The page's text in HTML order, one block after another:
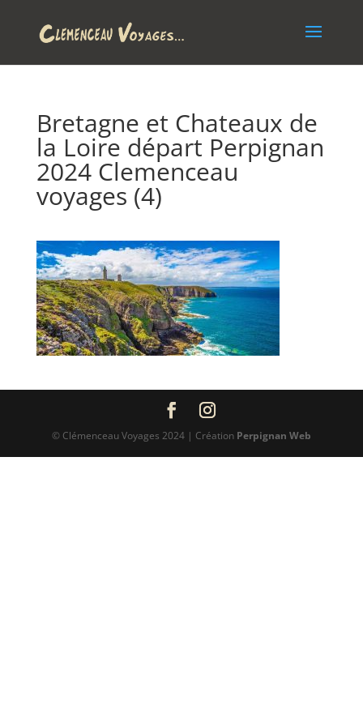
Bretagne et Chateaux de
la Loire départ Perpignan
2024 Clemenceau
voyages (4)
© Clémenceau Voyages 2024 | Création Perpignan Web